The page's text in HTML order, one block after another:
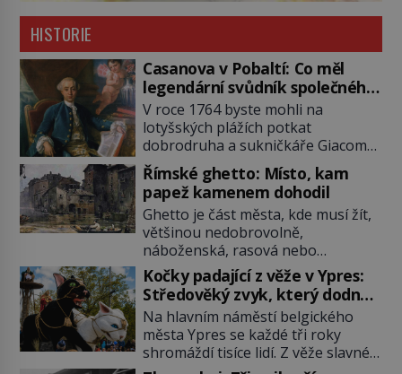
HISTORIE
Casanova v Pobaltí: Co měl
legendární svůdník společného
se svobodnými zednáři?
V roce 1764 byste mohli na
lotyšských plážích potkat
dobrodruha a sukničkáře Giacoma
Casanovu. Jeho cesta k Baltskému
moři však nebyla turistickým
výletem, ale ryze pracovní cestou
se zištnými úmysly. Jaký cíl
Casanova sledoval, když se
například procházel uličkami
lotyšské Rigy? Casanova v Pobaltí
kontaktoval tamní zednářské lóže.
Nebyl v této oblasti žádným
nováčkem, protože do zednářské
[…]
Římské ghetto: Místo, kam
papež kamenem dohodil
Ghetto je část města, kde musí žít,
většinou nedobrovolně,
náboženská, rasová nebo
národnostní menšina obyvatel.
Bohaté historické zkušenosti mají s
takovým životem Židé. Už od
středověku jsou totiž v každou
chvíli nuceni v nějakém žít. Mezi ty
nejslavnější patří i římské ghetto
Kočky padající z věže v Ypres:
Středověký zvyk, který dodnes
budí rozpaky
Na hlavním náměstí belgického
města Ypres se každé tři roky
shromáždí tisíce lidí. Z věže slavné